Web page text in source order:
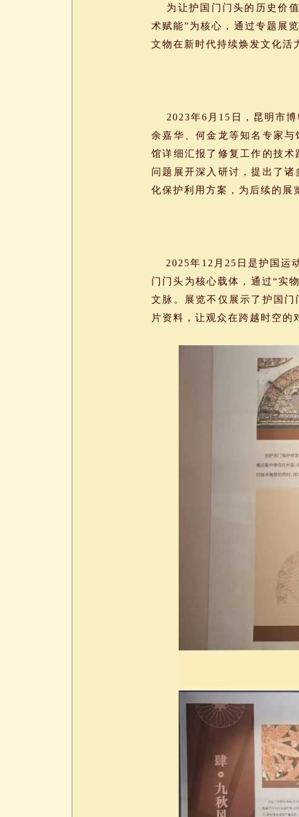
为让护国门门头的历史价值
术赋能”为核心，通过专题展
文物在新时代持续焕发文化活
2023年6月15日，昆明市博
余嘉华、何金龙等知名专家
馆详细汇报了修复工作的技
问题展开深入研讨，提出了
化保护利用方案，为后续的展
2025年12月25日是护国运
门门头为核心载体，通过“实
文脉。展览不仅展示了护国
片资料，让观众在跨越时空的